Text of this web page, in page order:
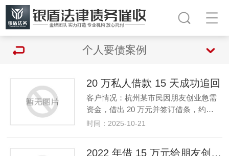
个人要债案例
20 万私人借款 15 天成功追回
客户情况：杭州某市民因朋友创业急需
资金，借出 20 万元并签订借条，约…
时间：2025-10-21
2022 年借 15 万元给朋友创业，2023 年朋友失联